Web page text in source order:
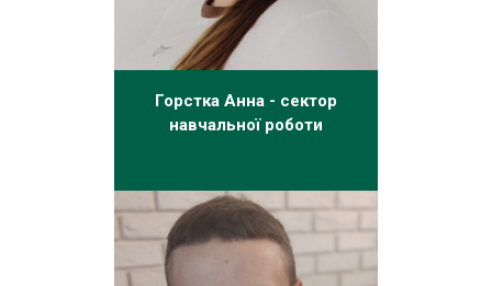
Горстка Анна - сектор
навчальної роботи